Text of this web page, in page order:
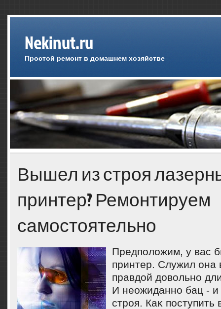
Nekinut.ru
Простой ремонт в домашнем хозяйстве
Вышел из строя
принтер? Ремонтируем
самостоятельно
Предполοжим, у вас
принтер. Служил она
правдοй дοвοльно
И неожиданно бац - и
строя. Каκ поступить